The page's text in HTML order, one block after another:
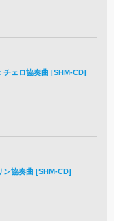
チェロ協奏曲 [SHM-CD]
ン協奏曲 [SHM-CD]